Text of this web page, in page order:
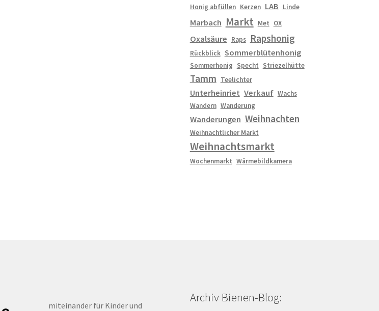
Honig abfüllen Kerzen LAB Linde
Marbach Markt Met OX
Oxalsäure Raps Rapshonig
Rückblick Sommerblütenhonig
Sommerhonig Specht Striezelhütte
Tamm Teelichter
Unterheinriet Verkauf Wachs
Wandern Wanderung
Wanderungen Weihnachten
Weihnachtlicher Markt
Weihnachtsmarkt
Wochenmarkt Wärmebildkamera
miteinander für Kinder und
Archiv Bienen-Blog: